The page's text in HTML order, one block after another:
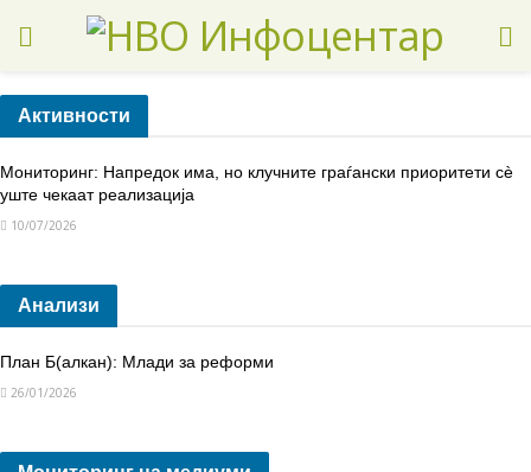
Активности
Мониторинг: Напредок има, но клучните граѓански приоритети сè
уште чекаат реализација
10/07/2026
Анализи
План Б(алкан): Млади за реформи
26/01/2026